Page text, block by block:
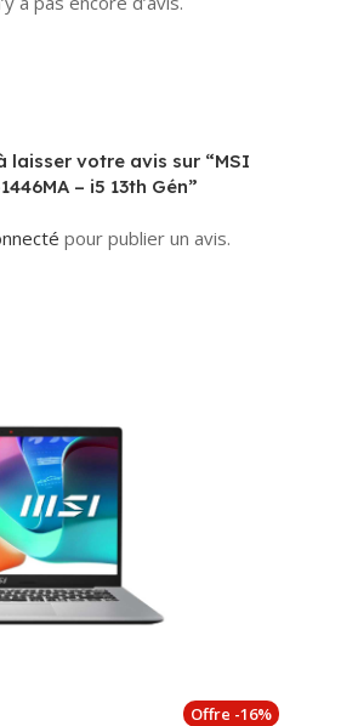
laisser votre avis sur “MSI
– i5 13th Gén”
pour publier un avis.
Offre -16%